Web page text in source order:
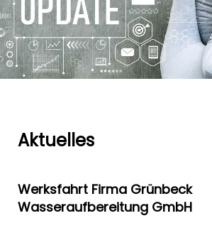
Aktuelles
Werksfahrt Firma Grünbeck
Wasseraufbereitung GmbH